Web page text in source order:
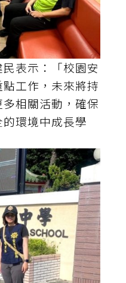
表示：「校園安
工作，未來將持
相關活動，確保
環境中成長學